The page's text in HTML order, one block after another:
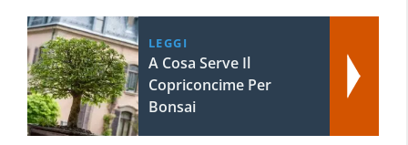
LEGGI
A Cosa Serve Il
Copriconcime Per
Bonsai